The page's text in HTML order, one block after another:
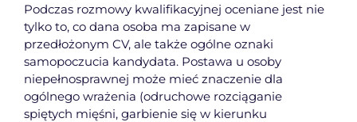
Podczas rozmowy kwalifikacyjnej oceniane jest nie
tylko to, co dana osoba ma zapisane w
przedłożonym CV, ale także ogólne oznaki
samopoczucia kandydata. Postawa u osoby
niepełnosprawnej może mieć znaczenie dla
ogólnego wrażenia (odruchowe rozciąganie
spiętych mięśni, garbienie się w kierunku